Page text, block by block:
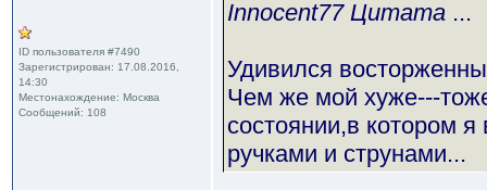
ID пользователя #7490
Зарегистрирован: 17.08.2016,
14:30
Местонахождение: Москва
Сообщений: 108
Innocent77 Цитата ...
Удивился
Чем же мой хуже---
состоянии,в котором
ручками и струнами...